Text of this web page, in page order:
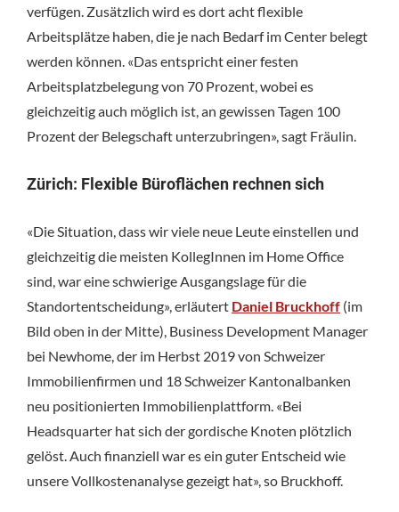
verfügen. Zusätzlich wird es dort acht flexible
Arbeitsplätze haben, die je nach Bedarf im Center belegt
werden können. «Das entspricht einer festen
Arbeitsplatzbelegung von 70 Prozent, wobei es
gleichzeitig auch möglich ist, an gewissen Tagen 100
Prozent der Belegschaft unterzubringen», sagt Fräulin.
Zürich: Flexible Büroflächen rechnen sich
«Die Situation, dass wir viele neue Leute einstellen und
gleichzeitig die meisten KollegInnen im Home Office
sind, war eine schwierige Ausgangslage für die
Standortentscheidung», erläutert Daniel Bruckhoff (im
Bild oben in der Mitte), Business Development Manager
bei Newhome, der im Herbst 2019 von Schweizer
Immobilienfirmen und 18 Schweizer Kantonalbanken
neu positionierten Immobilienplattform. «Bei
Headsquarter hat sich der gordische Knoten plötzlich
gelöst. Auch finanziell war es ein guter Entscheid wie
unsere Vollkostenanalyse gezeigt hat», so Bruckhoff.